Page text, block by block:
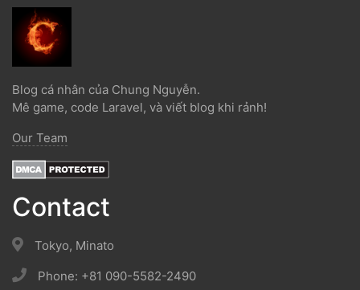
Blog cá nhân của Chung Nguyễn.
Mê game, code Laravel, và viết blog khi rảnh!
Our Team
Contact
Tokyo, Minato
Phone: +81 090-5582-2490